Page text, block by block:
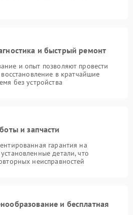
и быстрый ремонт
и опыт позволяют провести
в кратчайшие
без устройства
и запчасти
гарантия на
детали, что
неисправностей
и бесплатная